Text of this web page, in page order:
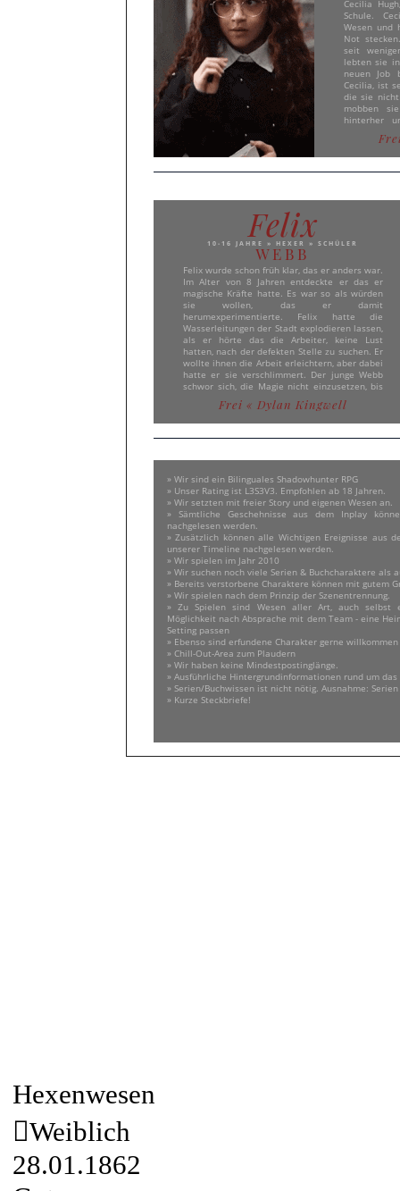
neben der Krankenhausarbeit auch noch
freiwillige Arbeit im Pflegeheim absolviert,
wird Zeuge wie Ben gebracht wird und seine
Eltern darum bitten, vom Teufelkind befreit zu
werden. Catarina, die sein Potenzial erkennt,
nimmt ihn bei sich auf.
Cecilia
Schule.
Wesen und
Not
seit
lebten sie
neuen Job
Cecilia, ist
die sie
mobben
hinterher
Schule
ist, aber
Schule, sie
Wochen
ignoriert
der
sie,
und
und jeder
war so
flüchtete
Tessa
wohl
war und
Felix
10-16 JAHRE » HEXER » SCHÜLER
WEBB
Felix wurde schon früh klar, das er anders war.
Im Alter von 8 Jahren entdeckte er das er
magische Kräfte hatte. Es war so als würden
sie wollen, das er damit
herumexperimentierte. Felix hatte die
Wasserleitungen der Stadt explodieren lassen,
als er hörte das die Arbeiter, keine Lust
hatten, nach der defekten Stelle zu suchen. Er
wollte ihnen die Arbeit erleichtern, aber dabei
hatte er sie verschlimmert. Der junge Webb
schwor sich, die Magie nicht einzusetzen, bis
er wusste wie er sie kontrollieren konnte.
Leider hielt sich Felix nicht an seine eigene
Abmachung, als ein Freund in Gefahr war, den
besorgt waren, ihre Kinder in der Nähe von
Felix zu lassen, das seine Pflegeeltern ihn
zurück ins Pflegeheim brachten. Catarina die
von der Situation hörte, nahm Felix bei sich
auf, wie sie zuvor damals auch Ben
aufgenommen hatte.
Frei « Dylan Kingwell
» Wir sind ein Bilinguales Shadowhunter RPG
» Unser Rating ist L3S3V3. Empfohlen ab 18 Jahren.
» Wir setzten mit freier Story und eigenen Wesen an.
» Sämtliche Geschehnisse aus dem Inplay
nachgelesen werden.
» Zusätzlich können alle Wichtigen Ereignisse aus
unserer Timeline nachgelesen werden.
» Wir spielen im Jahr 2010
» Wir suchen noch viele Serien & Buchcharaktere als
» Bereits verstorbene Charaktere können mit gutem
» Wir spielen nach dem Prinzip der Szenentrennung.
» Zu Spielen sind Wesen aller Art, auch selbst
Möglichkeit nach Absprache mit dem Team - eine
Setting passen
» Ebenso sind erfundene Charakter gerne willkommen
» Chill-Out-Area zum Plaudern
» Wir haben keine Mindestpostinglänge.
» Ausführliche Hintergrundinformationen rund um das
» Serien/Buchwissen ist nicht nötig. Ausnahme:
» Kurze Steckbriefe!
Hexenwesen
Weiblich
28.01.1862